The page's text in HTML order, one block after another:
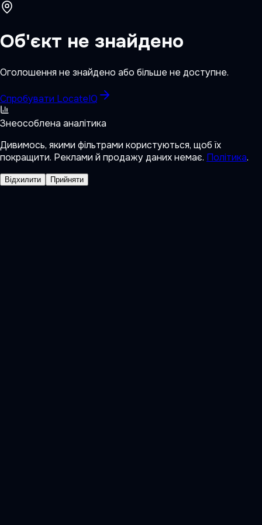
Об'єкт не знайдено
Оголошення не знайдено або більше не доступне.
Спробувати LocateIQ
Знеособлена аналітика
Дивимось, якими фільтрами користуються, щоб їх
покращити. Реклами й продажу даних немає. Політика.
Відхилити Прийняти